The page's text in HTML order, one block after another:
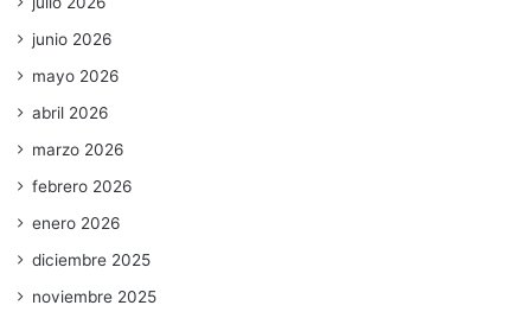
junio 2026
mayo 2026
abril 2026
marzo 2026
febrero 2026
enero 2026
diciembre 2025
noviembre 2025